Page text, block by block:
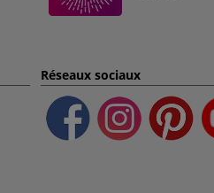
Réseaux sociaux